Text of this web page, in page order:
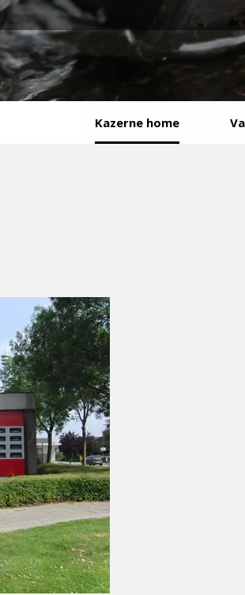
Kazerne home